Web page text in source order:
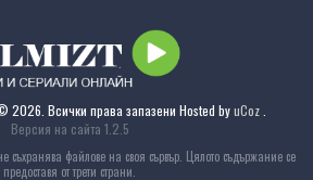
2026. Всички права запазени Hosted byuCoz
Версия на сайта 1.2.5
съхранява файлове на своя сървър. Цялото съдържание се
предоставя от трети страни.